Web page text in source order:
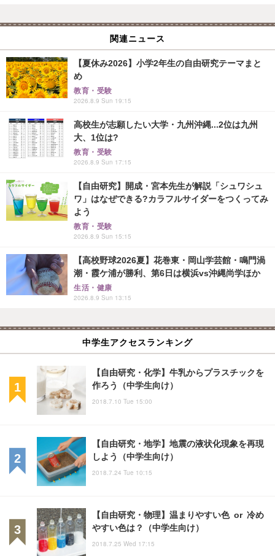
関連ニュース
【夏休み2026】小学2年生の自由研究テーマまと
め
教育・受験
2026.8.9 Sun 19:15
高校生が志願したい大学・九州沖縄...2位は九州
大、1位は?
教育・受験
2026.8.9 Sun 17:15
【自由研究】開成・宮本先生が解説「シュワシュ
ワ」はなぜできる?カラフルサイダーをつくってみ
よう
教育・受験
2026.8.9 Sun 15:15
【高校野球2026夏】花巻東・岡山学芸館・鳴門渦
潮・霞ケ浦が勝利、第6日は横浜vs沖縄尚学ほか
生活・健康
2026.8.9 Sun 13:15
中学生アクセスランキング
【自由研究・化学】牛乳からプラスチックを
作ろう（中学生向け）
2018.7.10 Tue 15:00
【自由研究・地学】地震の液状化現象を再現
しよう（中学生向け）
2018.7.24 Tue 10:15
【自由研究・物理】温まりやすい色 or 冷め
やすい色は？（中学生向け）
2018.7.25 Wed 17:15